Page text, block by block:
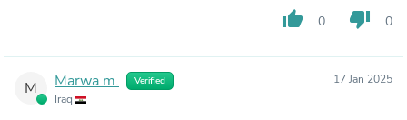
thumb_up 0 thumb_down 0
M Marwa m. Verified
Iraq
17 Jan 2025